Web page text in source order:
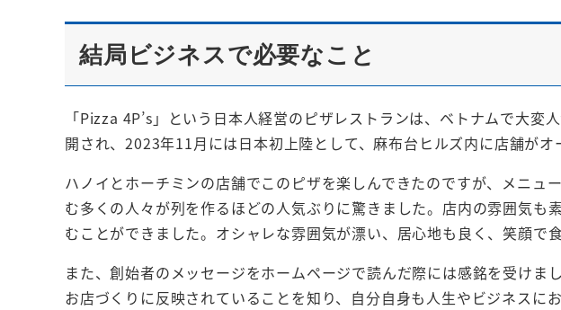
結局ビジネスで必要なこと
「Pizza 4P’s」という日本人経営のピザレストランは、ベトナムで大変
開され、2023年11月には日本初上陸として、麻布台ヒルズ内に店舗がオ
ハノイとホーチミンの店舗でこのピザを楽しんできたのですが、メニュ
む多くの人々が列を作るほどの人気ぶりに驚きました。店内の雰囲気も
むことができました。オシャレな雰囲気が漂い、居心地も良く、笑顔で
また、創始者のメッセージをホームページで読んだ際には感銘を受けま
お店づくりに反映されていることを知り、自分自身も人生やビジネスに